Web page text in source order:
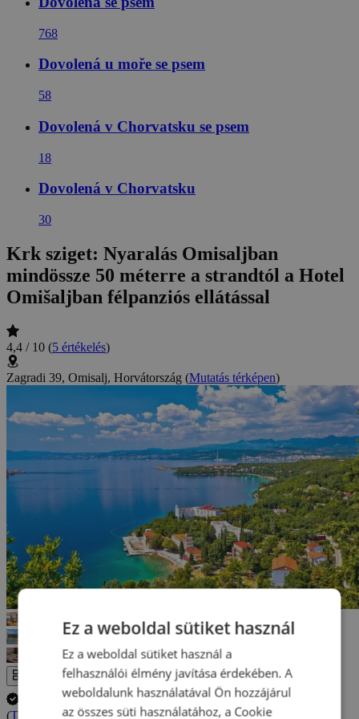
768
Dovolená u moře se psem
58
Dovolená v Chorvatsku se psem
18
Dovolená v Chorvatsku
30
Krk sziget: Nyaralás Omisaljban
mindössze 50 méterre a strandtól a Hotel
Omišaljban félpanziós ellátással
4,4 / 10 (5 értékelés)
Zagradi 39, Omisalj, Horvátország (Mutatás térképen)
Az egész galéria
A tartózkodás időpontjának lemondása INGYENES.
(További információ)
Ez a weboldal sütiket használ
Ez a weboldal sütiket használ a
felhasználói élmény javítása érdekében. A
weboldalunk használatával Ön hozzájárul
az összes süti használatához, a Cookie